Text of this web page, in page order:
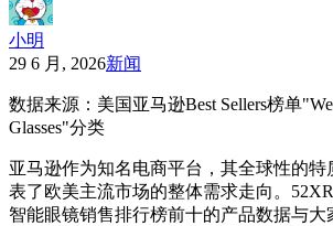
小明
29 6 月, 2026新闻
数据来源：美国亚马逊Best Sellers榜单
Glasses"分类
亚马逊作为知名电商平台，其全球性的
表了欧美主流市场的整体需求走向。
智能眼镜销售排行榜前十的产品数据与大